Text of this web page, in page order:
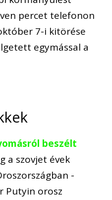
percet telefonon
7-i kitörése
egymással a
beszélt
a szovjet évek
-
Putyin orosz